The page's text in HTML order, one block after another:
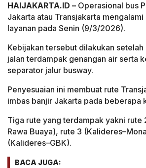
HAIJAKARTA.ID – Operasional bus
Jakarta atau Transjakarta
layanan pada Senin (9/3/2026).
Kebijakan tersebut dilakukan setelah
jalan terdampak genangan air serta
separator jalur busway.
Penyesuaian ini membuat rute
imbas banjir Jakarta pada beberapa
Tiga rute yang terdampak yakni rute
Rawa Buaya), rute 3
(Kalideres–GBK).
BACA JUGA: